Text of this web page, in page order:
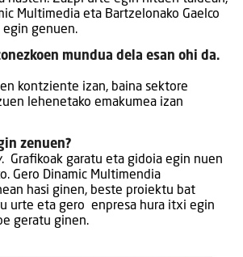
Multimedia eta Bartzelonako Gaelco
egin genuen.
mundua dela esan ohi da.
kontziente izan, baina sektore
lehenetako emakumea izan
zenuen?
. Grafikoak garatu eta gidoia egin nuen
Gero Dinamic Multimendia
hasi ginen, beste proiektu bat
urte eta gero enpresa hura itxi egin
geratu ginen.